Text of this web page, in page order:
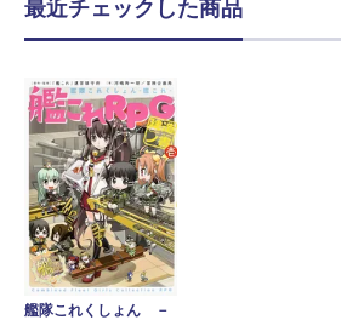
最近チェックした商品
艦隊これくしょん －